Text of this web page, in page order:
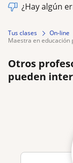
¿Hay algún
Tus clases On-line
maestra en
Otros
pueden